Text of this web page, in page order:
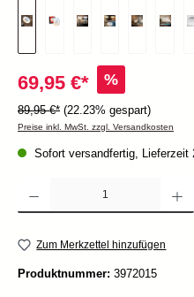
69,95 €* %
89,95 €* (22.23% gespart)
Preise inkl. MwSt. zzgl. Versandkosten
Sofort versandfertig, Lieferzeit
Produkt Anzahl: Gib den gewünschten
Zum Merkzettel hinzufügen
Produktnummer: 3972015